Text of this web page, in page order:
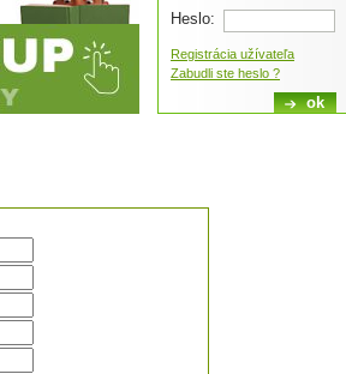
Heslo:
Registrácia užívateľa
Zabudli ste heslo ?